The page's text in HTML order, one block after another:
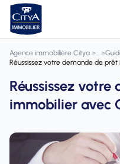
Agence immobilière Citya > >
Réussissez votre demande de
Réussissez
immobilier avec